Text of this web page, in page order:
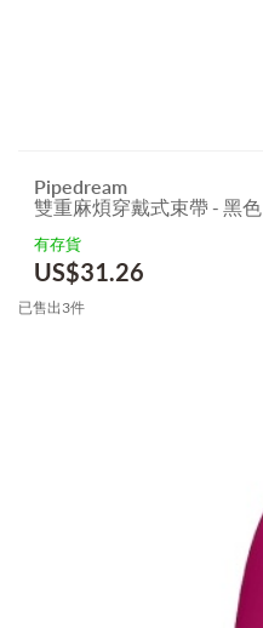
Pipedream
雙重麻煩穿戴式束帶 - 黑色
有存貨
US$31.26
已售出3件